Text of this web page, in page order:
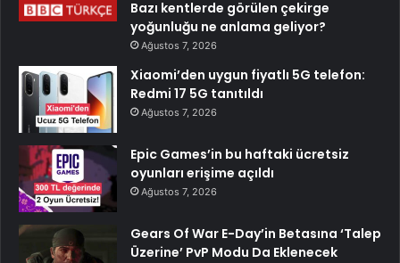
Bazı kentlerde görülen çekirge
yoğunluğu ne anlama geliyor?
Ağustos 7, 2026
Xiaomi’den uygun fiyatlı 5G telefon:
Redmi 17 5G tanıtıldı
Ağustos 7, 2026
Epic Games’in bu haftaki ücretsiz
oyunları erişime açıldı
Ağustos 7, 2026
Gears Of War E-Day’in Betasına ‘Talep
Üzerine’ PvP Modu Da Eklenecek